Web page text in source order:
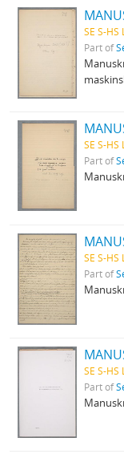
SE S-HS
Part of
SE S-HS
Part of
SE S-HS
Part of
SE S-HS
Part of